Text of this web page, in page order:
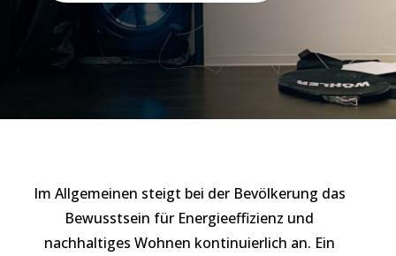
Im Allgemeinen steigt bei der Bevölkerung das
Bewusstsein für Energieeffizienz und
nachhaltiges Wohnen kontinuierlich an. Ein